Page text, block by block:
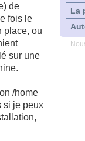
La
de
fois le
place, ou
sur une
/home
si je peux